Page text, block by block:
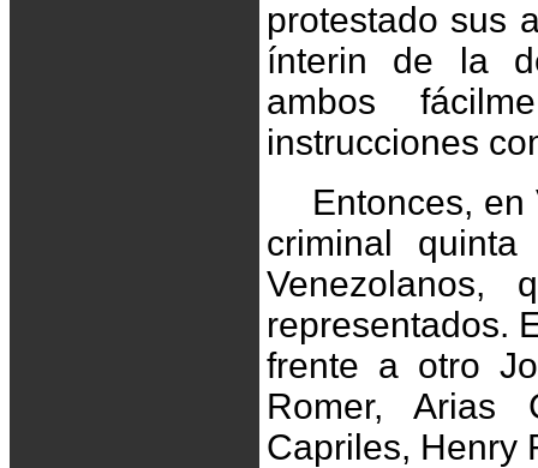
protestado sus
ínterin de la
ambos
instrucciones
Entonces,
criminal
Venezolanos,
representados.
frente a otro
Romer, Arias
Capriles, Henry